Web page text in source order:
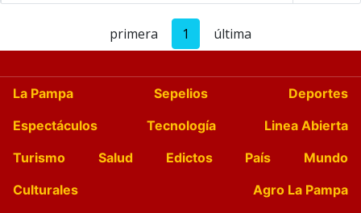
primera 1 última
La Pampa Sepelios
Deportes
Espectáculos
Tecnología
Linea Abierta
Turismo
Salud Edictos País
Mundo
Culturales
Agro La Pampa